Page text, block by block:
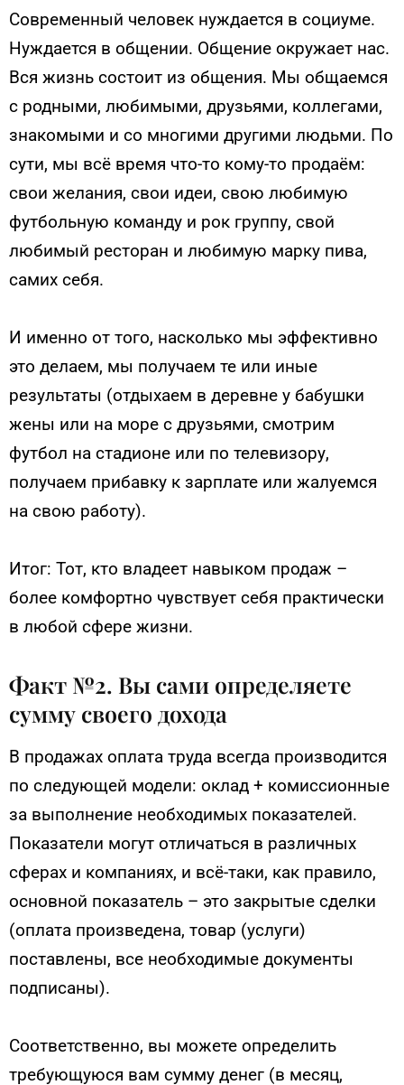
Современный человек нуждается в социуме.
Нуждается в общении. Общение окружает нас.
Вся жизнь состоит из общения. Мы общаемся
с родными, любимыми, друзьями, коллегами,
знакомыми и со многими другими людьми. По
сути, мы всё время что-то кому-то продаём:
свои желания, свои идеи, свою любимую
футбольную команду и рок группу, свой
любимый ресторан и любимую марку пива,
самих себя.
И именно от того, насколько мы эффективно
это делаем, мы получаем те или иные
результаты (отдыхаем в деревне у бабушки
жены или на море с друзьями, смотрим
футбол на стадионе или по телевизору,
получаем прибавку к зарплате или жалуемся
на свою работу).
Итог: Тот, кто владеет навыком продаж –
более комфортно чувствует себя практически
в любой сфере жизни.
Факт №2. Вы сами определяете
сумму своего дохода
В продажах оплата труда всегда производится
по следующей модели: оклад + комиссионные
за выполнение необходимых показателей.
Показатели могут отличаться в различных
сферах и компаниях, и всё-таки, как правило,
основной показатель – это закрытые сделки
(оплата произведена, товар (услуги)
поставлены, все необходимые документы
подписаны).
Соответственно, вы можете определить
требующуюся вам сумму денег (в месяц,